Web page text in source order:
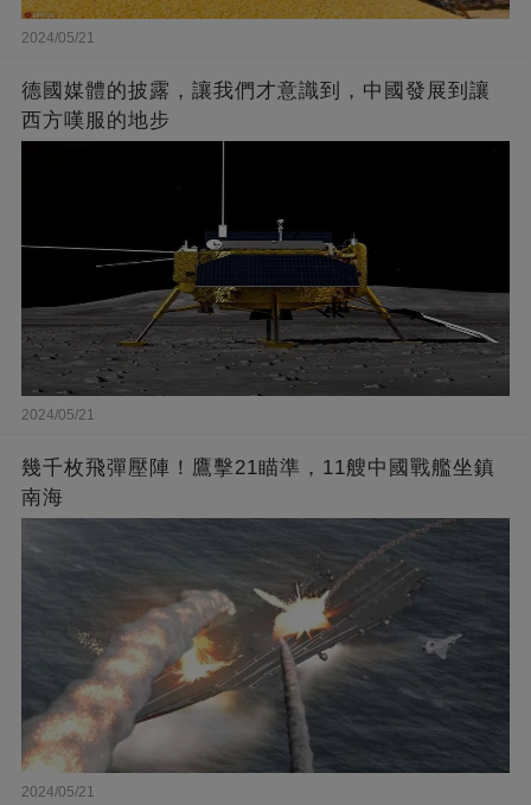
2024/05/21
德國媒體的披露，讓我們才意識到，中國發展到讓
西方嘆服的地步
2024/05/21
幾千枚飛彈壓陣！鷹擊21瞄準，11艘中國戰艦坐鎮
南海
2024/05/21